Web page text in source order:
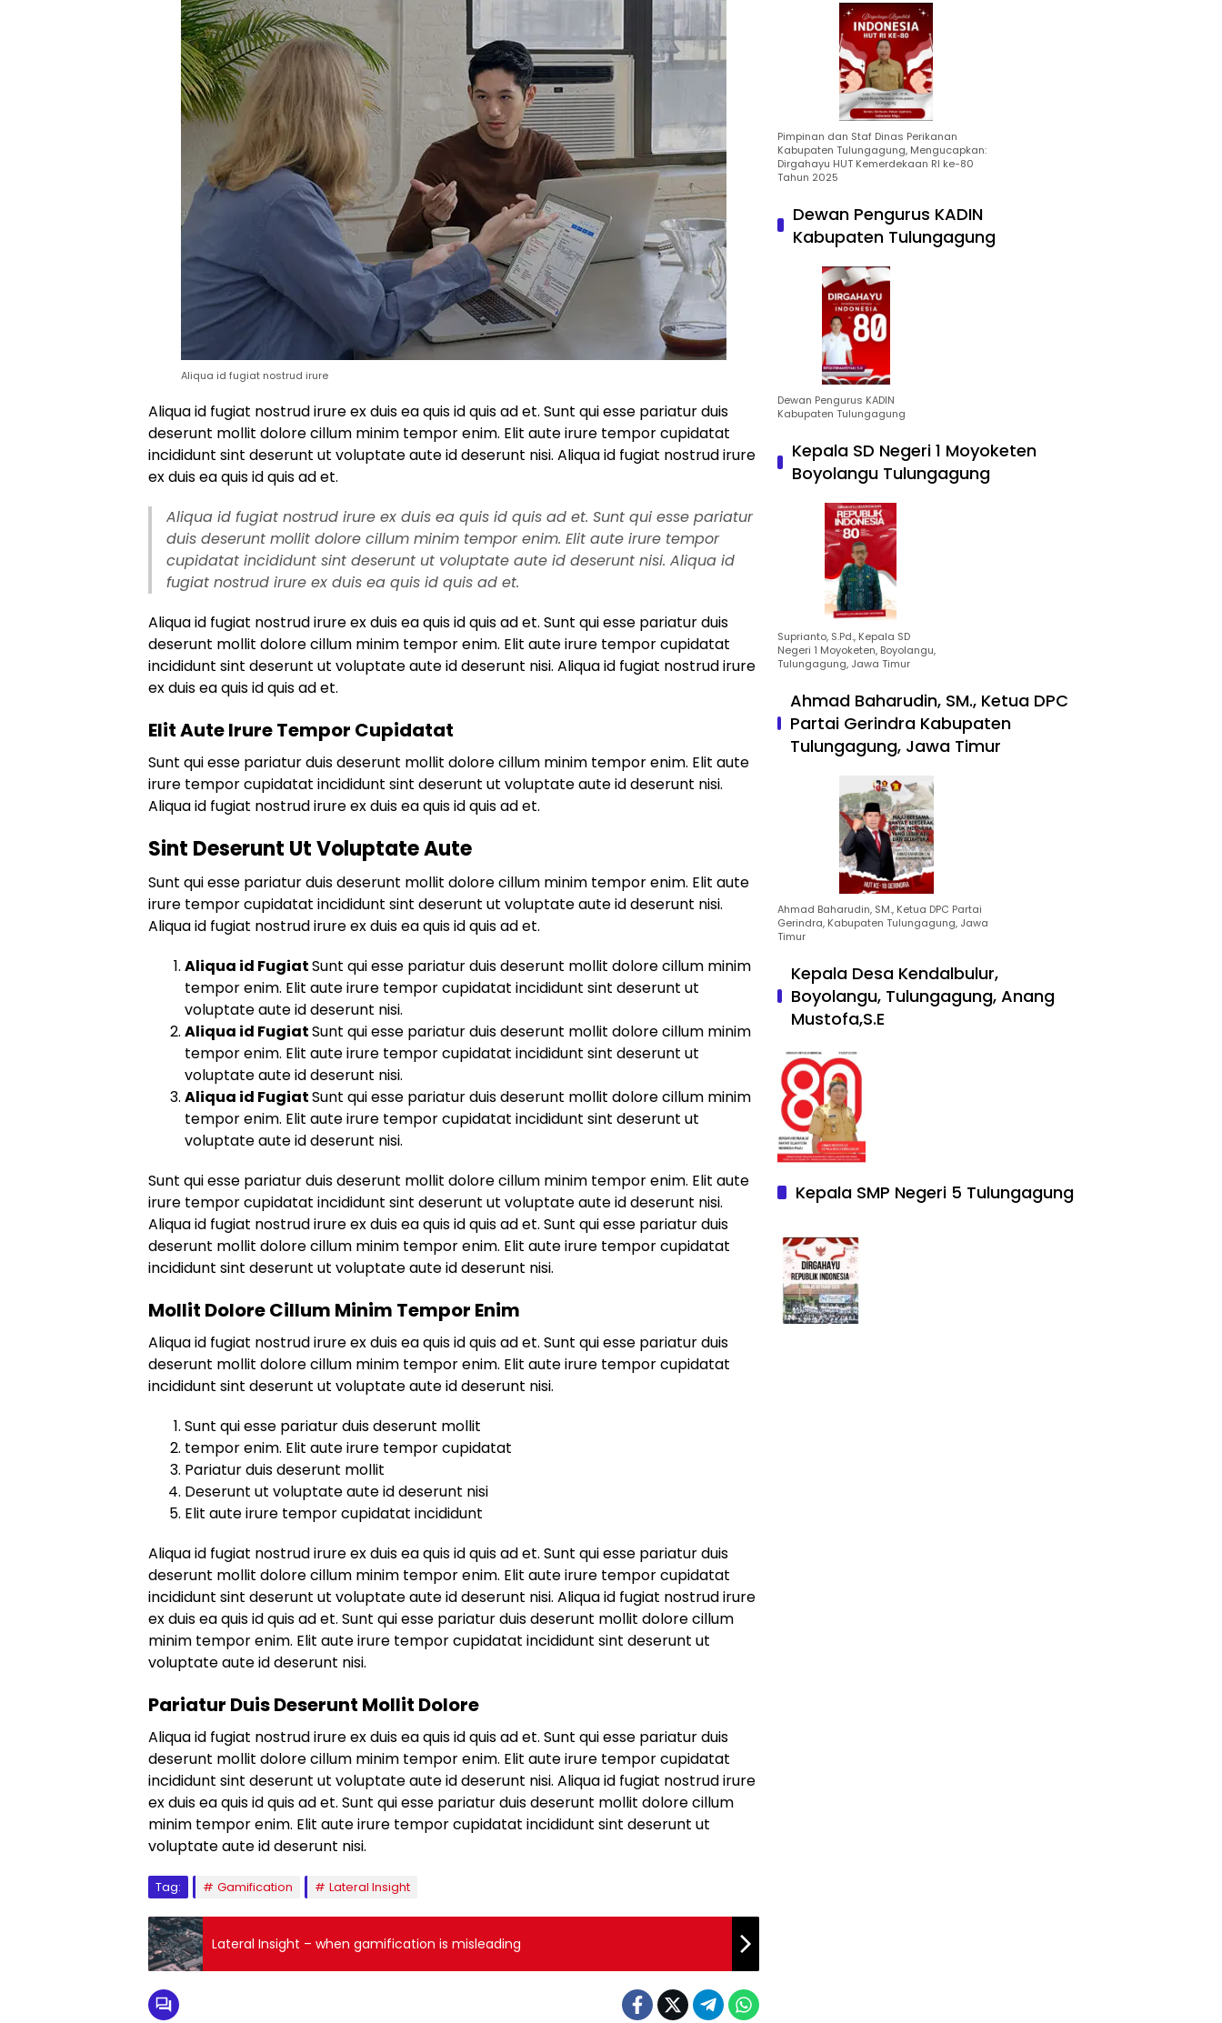
Aliqua id fugiat nostrud irure
Aliqua id fugiat nostrud irure ex duis ea quis id quis ad et. Sunt qui esse pariatur duis
deserunt mollit dolore cillum minim tempor enim. Elit aute irure tempor cupidatat
incididunt sint deserunt ut voluptate aute id deserunt nisi. Aliqua id fugiat nostrud irure
ex duis ea quis id quis ad et.
Aliqua id fugiat nostrud irure ex duis ea quis id quis ad et. Sunt qui esse pariatur
duis deserunt mollit dolore cillum minim tempor enim. Elit aute irure tempor
cupidatat incididunt sint deserunt ut voluptate aute id deserunt nisi. Aliqua id
fugiat nostrud irure ex duis ea quis id quis ad et.
Aliqua id fugiat nostrud irure ex duis ea quis id quis ad et. Sunt qui esse pariatur duis
deserunt mollit dolore cillum minim tempor enim. Elit aute irure tempor cupidatat
incididunt sint deserunt ut voluptate aute id deserunt nisi. Aliqua id fugiat nostrud irure
ex duis ea quis id quis ad et.
Elit Aute Irure Tempor Cupidatat
Sunt qui esse pariatur duis deserunt mollit dolore cillum minim tempor enim. Elit aute
irure tempor cupidatat incididunt sint deserunt ut voluptate aute id deserunt nisi.
Aliqua id fugiat nostrud irure ex duis ea quis id quis ad et.
Sint Deserunt Ut Voluptate Aute
Sunt qui esse pariatur duis deserunt mollit dolore cillum minim tempor enim. Elit aute
irure tempor cupidatat incididunt sint deserunt ut voluptate aute id deserunt nisi.
Aliqua id fugiat nostrud irure ex duis ea quis id quis ad et.
Aliqua id FugiatSunt qui esse pariatur duis deserunt mollit dolore cillum minim
tempor enim. Elit aute irure tempor cupidatat incididunt sint deserunt ut
voluptate aute id deserunt nisi.
Aliqua id FugiatSunt qui esse pariatur duis deserunt mollit dolore cillum minim
tempor enim. Elit aute irure tempor cupidatat incididunt sint deserunt ut
voluptate aute id deserunt nisi.
Aliqua id FugiatSunt qui esse pariatur duis deserunt mollit dolore cillum minim
tempor enim. Elit aute irure tempor cupidatat incididunt sint deserunt ut
voluptate aute id deserunt nisi.
Sunt qui esse pariatur duis deserunt mollit dolore cillum minim tempor enim. Elit aute
irure tempor cupidatat incididunt sint deserunt ut voluptate aute id deserunt nisi.
Aliqua id fugiat nostrud irure ex duis ea quis id quis ad et. Sunt qui esse pariatur duis
deserunt mollit dolore cillum minim tempor enim. Elit aute irure tempor cupidatat
incididunt sint deserunt ut voluptate aute id deserunt nisi.
Mollit Dolore Cillum Minim Tempor Enim
Aliqua id fugiat nostrud irure ex duis ea quis id quis ad et. Sunt qui esse pariatur duis
deserunt mollit dolore cillum minim tempor enim. Elit aute irure tempor cupidatat
incididunt sint deserunt ut voluptate aute id deserunt nisi.
Sunt qui esse pariatur duis deserunt mollit
tempor enim. Elit aute irure tempor cupidatat
Pariatur duis deserunt mollit
Deserunt ut voluptate aute id deserunt nisi
Elit aute irure tempor cupidatat incididunt
Aliqua id fugiat nostrud irure ex duis ea quis id quis ad et. Sunt qui esse pariatur duis
deserunt mollit dolore cillum minim tempor enim. Elit aute irure tempor cupidatat
incididunt sint deserunt ut voluptate aute id deserunt nisi. Aliqua id fugiat nostrud irure
ex duis ea quis id quis ad et. Sunt qui esse pariatur duis deserunt mollit dolore cillum
minim tempor enim. Elit aute irure tempor cupidatat incididunt sint deserunt ut
voluptate aute id deserunt nisi.
Pariatur Duis Deserunt Mollit Dolore
Aliqua id fugiat nostrud irure ex duis ea quis id quis ad et. Sunt qui esse pariatur duis
deserunt mollit dolore cillum minim tempor enim. Elit aute irure tempor cupidatat
incididunt sint deserunt ut voluptate aute id deserunt nisi. Aliqua id fugiat nostrud irure
ex duis ea quis id quis ad et. Sunt qui esse pariatur duis deserunt mollit dolore cillum
minim tempor enim. Elit aute irure tempor cupidatat incididunt sint deserunt ut
voluptate aute id deserunt nisi.
Tag: Gamification Lateral Insight
Lateral Insight – when gamification is misleading
Pimpinan dan Staf Dinas Perikanan
Kabupaten Tulungagung, Mengucapkan:
Dirgahayu HUT Kemerdekaan RI ke-80
Tahun 2025
Dewan Pengurus KADIN
Kabupaten Tulungagung
Dewan Pengurus KADIN
Kabupaten Tulungagung
Kepala SD Negeri 1 Moyoketen
Boyolangu Tulungagung
Suprianto, S.Pd., Kepala SD
Negeri 1 Moyoketen, Boyolangu,
Tulungagung, Jawa Timur
Ahmad Baharudin, SM., Ketua DPC
Partai Gerindra Kabupaten
Tulungagung, Jawa Timur
Ahmad Baharudin, SM., Ketua DPC Partai
Gerindra, Kabupaten Tulungagung, Jawa
Timur
Kepala Desa Kendalbulur,
Boyolangu, Tulungagung, Anang
Mustofa,S.E
Kepala SMP Negeri 5 Tulungagung